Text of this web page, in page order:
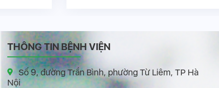
THÔNG TIN BỆNH VIỆN
Số 9, đường Trần Bình, phường Từ Liêm, TP Hà
Nội